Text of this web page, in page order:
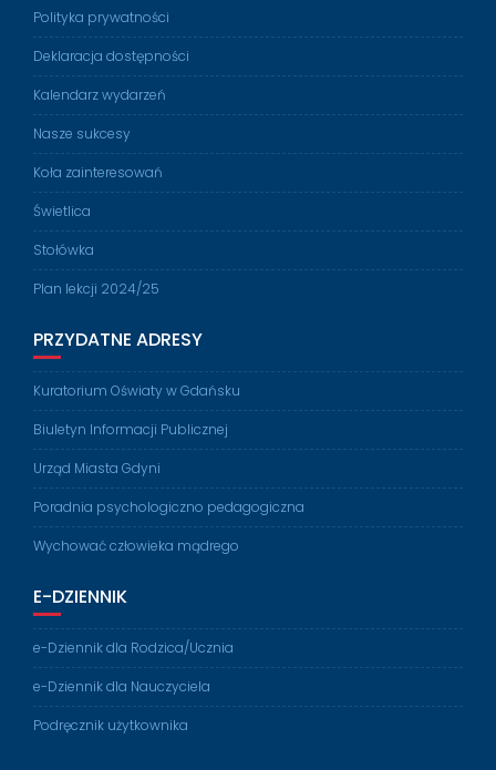
Polityka prywatności
Deklaracja dostępności
Kalendarz wydarzeń
Nasze sukcesy
Koła zainteresowań
Świetlica
Stołówka
Plan lekcji 2024/25
PRZYDATNE ADRESY
Kuratorium Oświaty w Gdańsku
Biuletyn Informacji Publicznej
Urząd Miasta Gdyni
Poradnia psychologiczno pedagogiczna
Wychować człowieka mądrego
E-DZIENNIK
e-Dziennik dla Rodzica/Ucznia
e-Dziennik dla Nauczyciela
Podręcznik użytkownika